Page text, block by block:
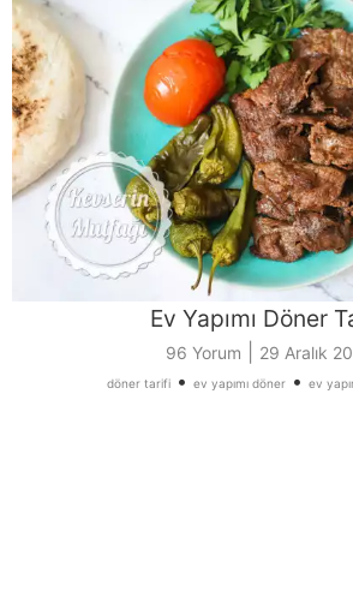
Ev Yapımı Döner
96 Yorum 29 Aralık
döner tarifi • ev yapımı döner • ev